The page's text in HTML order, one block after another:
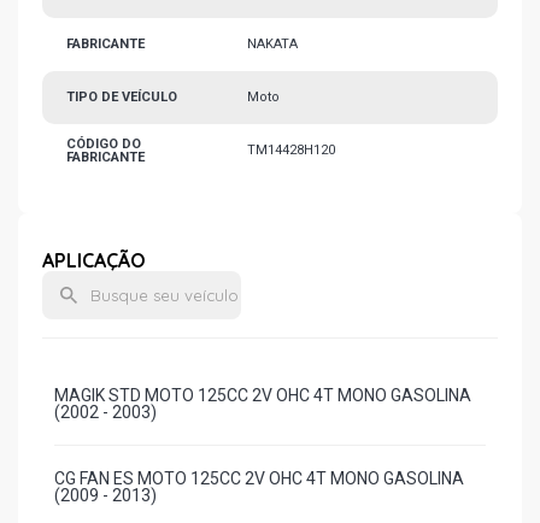
FABRICANTE NAKATA
TIPO DE VEÍCULO Moto
CÓDIGO DO
FABRICANTE
TM14428H120
APLICAÇÃO
MAGIK STD MOTO 125CC 2V OHC 4T MONO GASOLINA
(2002 - 2003)
CG FAN ES MOTO 125CC 2V OHC 4T MONO GASOLINA
(2009 - 2013)